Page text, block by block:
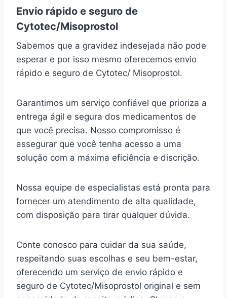
Envio rápido e seguro de
Cytotec/Misoprostol
Sabemos que a gravidez indesejada não pode
esperar e por isso mesmo oferecemos envio
rápido e seguro de Cytotec/ Misoprostol.
Garantimos um serviço confiável que prioriza a
entrega ágil e segura dos medicamentos de
que você precisa. Nosso compromisso é
assegurar que você tenha acesso a uma
solução com a máxima eficiência e discrição.
Nossa equipe de especialistas está pronta para
fornecer um atendimento de alta qualidade,
com disposição para tirar qualquer dúvida.
Conte conosco para cuidar da sua saúde,
respeitando suas escolhas e seu bem-estar,
oferecendo um serviço de envio rápido e
seguro de Cytotec/Misoprostol original e sem